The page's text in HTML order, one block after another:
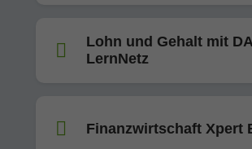
Lohn und Gehalt mit
LernNetz
Finanzwirtschaft Xpert